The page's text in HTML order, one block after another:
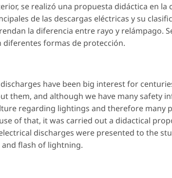
se realizó una propuesta didáctica en la
de las descargas eléctricas y su
la diferencia entre rayo y relámpago.
diferentes formas de protección.
have been big interest for
them, and although we have many safety
regarding lightings and therefore many
of that, it was carried out a didactical
discharges were presented to the
flash of lightning.